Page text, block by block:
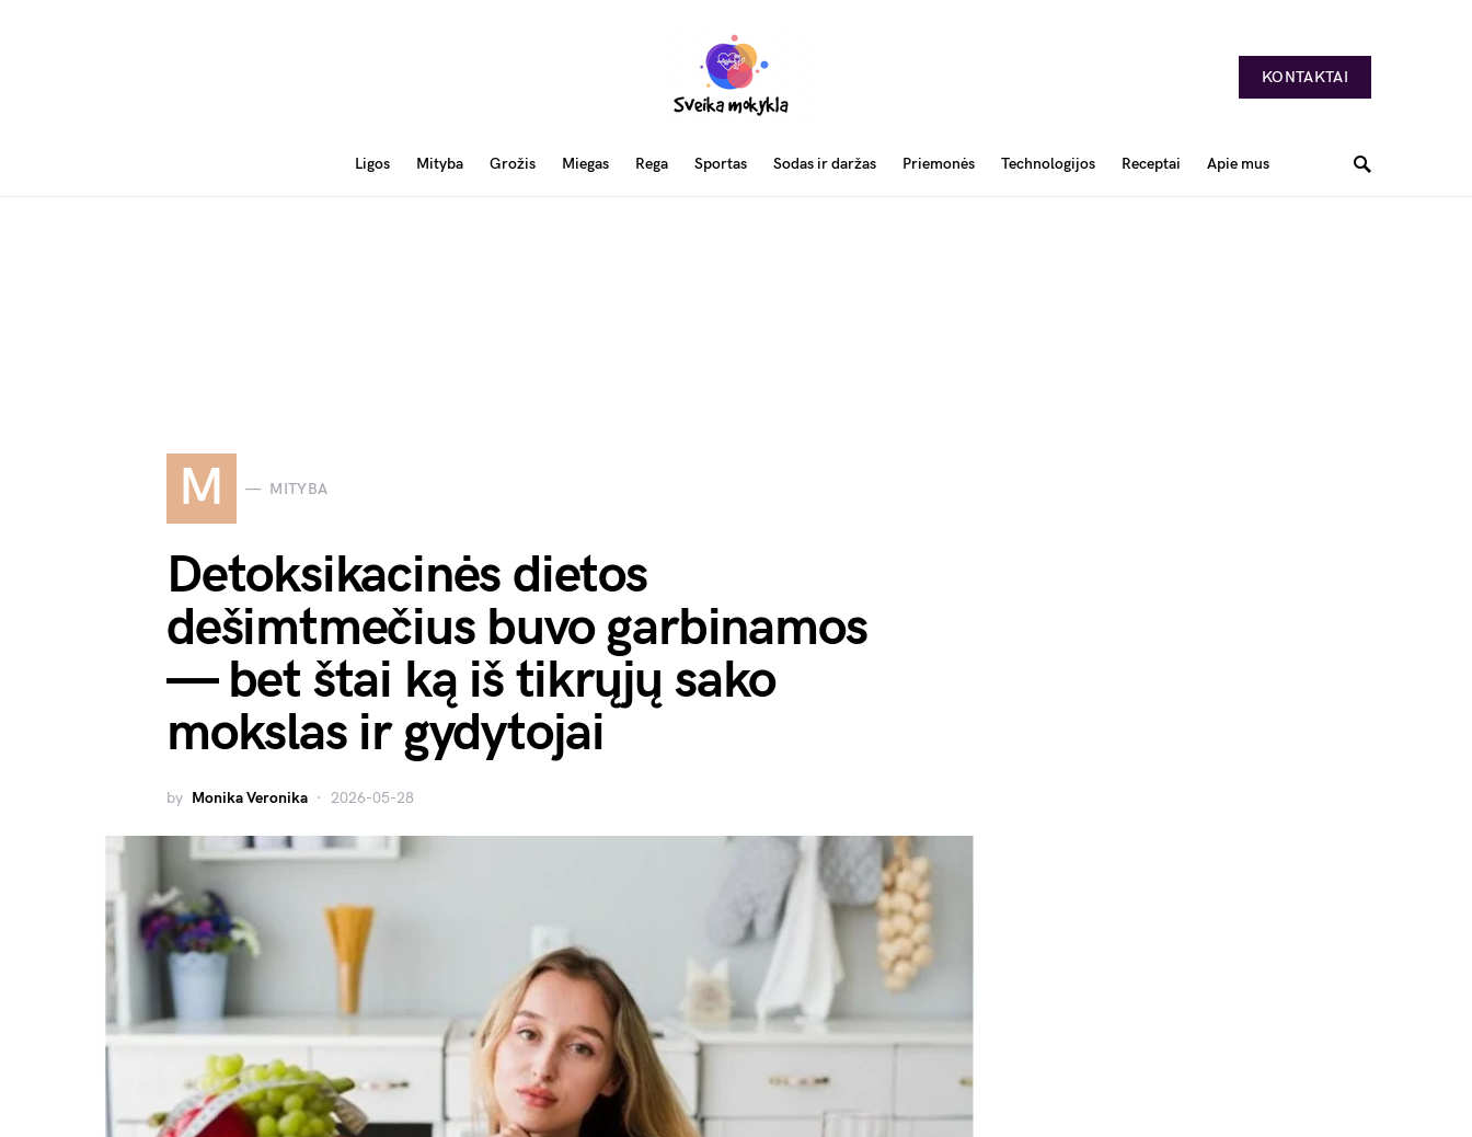
KONTAKTAI
Ligos Mityba Grožis Miegas Rega Sportas Sodas ir daržas Priemonės Technologijos Receptai Apie mus
M MITYBA
Detoksikacinės dietos
dešimtmečius buvo garbinamos
— bet štai ką iš tikrųjų sako
mokslas ir gydytojai
by Monika Veronika 2026-05-28